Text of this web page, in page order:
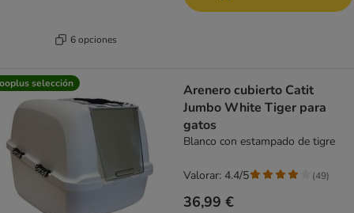
6 opciones
selección
Arenero cubierto Catit
Jumbo White Tiger para
gatos
Blanco con estampado de tigre
36,99 €
Valorar: 4.4/5 (49)